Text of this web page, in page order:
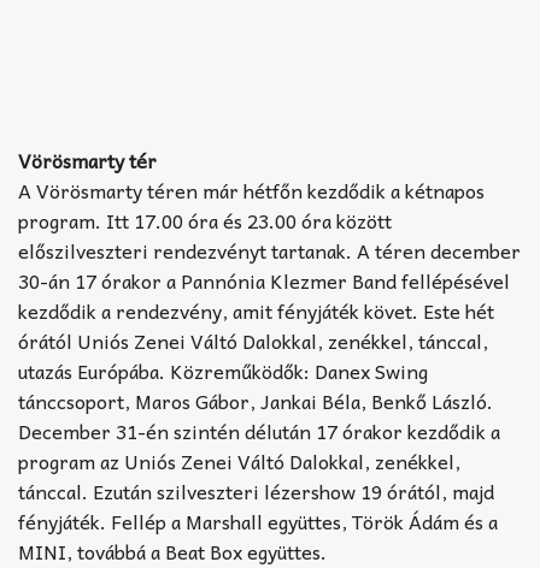
Vörösmarty tér
A Vörösmarty téren már hétfőn kezdődik a kétnapos
program. Itt 17.00 óra és 23.00 óra között
előszilveszteri rendezvényt tartanak. A téren december
30-án 17 órakor a Pannónia Klezmer Band fellépésével
kezdődik a rendezvény, amit fényjáték követ. Este hét
órától Uniós Zenei Váltó Dalokkal, zenékkel, tánccal,
utazás Európába. Közreműködők: Danex Swing
tánccsoport, Maros Gábor, Jankai Béla, Benkő László.
December 31-én szintén délután 17 órakor kezdődik a
program az Uniós Zenei Váltó Dalokkal, zenékkel,
tánccal. Ezután szilveszteri lézershow 19 órától, majd
fényjáték. Fellép a Marshall együttes, Török Ádám és a
MINI, továbbá a Beat Box együttes.